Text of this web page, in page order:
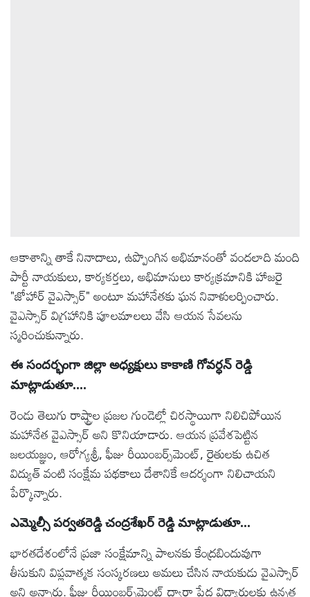
రిలీజ్
ఆకాశాన్ని తాకే నినాదాలు, ఉప్పొంగిన అభిమానంతో వందలాది మంది
పార్టీ నాయకులు, కార్యకర్తలు, అభిమానులు కార్యక్రమానికి హాజరై
"జోహార్ వైఎస్సార్" అంటూ మహానేతకు ఘన నివాళులర్పించారు.
వైఎస్సార్ విగ్రహానికి పూలమాలలు వేసి ఆయన సేవలను
స్మరించుకున్నారు.
ఈ సందర్భంగా జిల్లా అధ్యక్షులు కాకాణి గోవర్ధన్ రెడ్డి
మాట్లాడుతూ....
రెండు తెలుగు రాష్ట్రాల ప్రజల గుండెల్లో చిరస్థాయిగా నిలిచిపోయిన
మహానేత వైఎస్సార్ అని కొనియాడారు. ఆయన ప్రవేశపెట్టిన
జలయజ్ఞం, ఆరోగ్యశ్రీ, ఫీజు రీయింబర్స్‌మెంట్, రైతులకు ఉచిత
విద్యుత్ వంటి సంక్షేమ పథకాలు దేశానికే ఆదర్శంగా నిలిచాయని
పేర్కొన్నారు.
ఎమ్మెల్సీ పర్వతరెడ్డి చంద్రశేఖర్ రెడ్డి మాట్లాడుతూ...
భారతదేశంలోనే ప్రజా సంక్షేమాన్ని పాలనకు కేంద్రబిందువుగా
తీసుకుని విప్లవాత్మక సంస్కరణలు అమలు చేసిన నాయకుడు వైఎస్సార్
అని అన్నారు. ఫీజు రీయింబర్స్‌మెంట్ ద్వారా పేద విద్యార్థులకు ఉన్నత